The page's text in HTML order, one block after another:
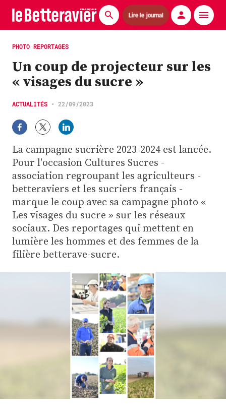
Lire le journal
Actualités
Économie
Agronomie
Matériels
La technique ITB
Pommes de terre
Guides pratiques
Chasse
Plus
PHOTO REPORTAGES
Un coup de projecteur sur les
« visages du sucre »
ACTUALITÉS • 22/09/2023
La campagne sucrière 2023-2024 est lancée.
Pour l'occasion Cultures Sucres -
association regroupant les agriculteurs -
betteraviers et les sucriers français -
marque le coup avec sa campagne photo «
Les visages du sucre » sur les réseaux
sociaux. Des reportages qui mettent en
lumière les hommes et des femmes de la
filière betterave-sucre.